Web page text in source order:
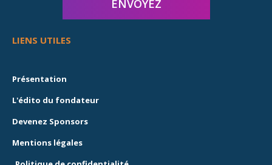
LIENS UTILES
Présentation
L'édito du fondateur
Devenez Sponsors
Mentions légales